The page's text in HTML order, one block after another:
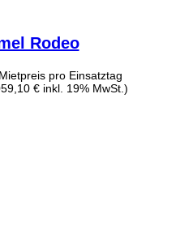
Rodeo
Mietpreis pro Einsatztag
€ inkl. 19% MwSt.)